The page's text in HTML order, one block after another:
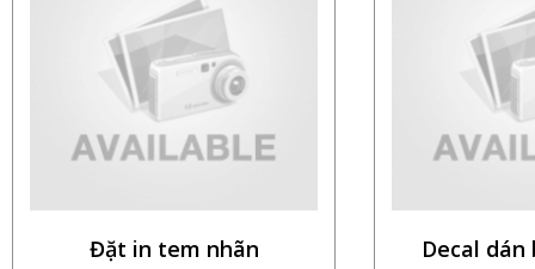
Đặt in tem nhãn Decal dán